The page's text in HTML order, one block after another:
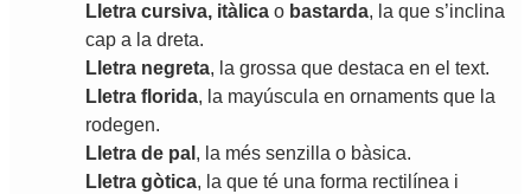
Lletra cursiva, itàlica o bastarda, la que s’inclina
cap a la dreta.
Lletra negreta, la grossa que destaca en el text.
Lletra florida, la mayúscula en ornaments que la
rodegen.
Lletra de pal , la més senzilla o bàsica.
Lletra gòtica, la que té una forma rectilínea i